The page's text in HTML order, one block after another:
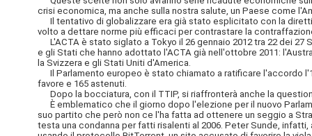
crisi economica, ma anche sulla nostra salute, un Paese come
Il tentativo di globalizzare era già stato esplicitato con la
volto a dettare norme più efficaci per contrastare la
L'ACTA è stato siglato a Tokyo il 26 gennaio 2012 tra 22 dei 27
e gli Stati che hanno adottato l'ACTA già nell'ottobre 2011:
la Svizzera e gli Stati Uniti d'America.
Il Parlamento europeo è stato chiamato a ratificare l'accordo
favore e 165 astenuti.
Dopo la bocciatura, con il TTIP, si riaffronterà anche la
È emblematico che il giorno dopo l'elezione per il nuovo
suo partito che però non ce l'ha fatta ad ottenere un seggio a
testa una condanna per fatti risalenti al 2006. Peter Sunde,